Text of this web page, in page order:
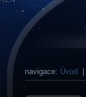
navigace: Úvod